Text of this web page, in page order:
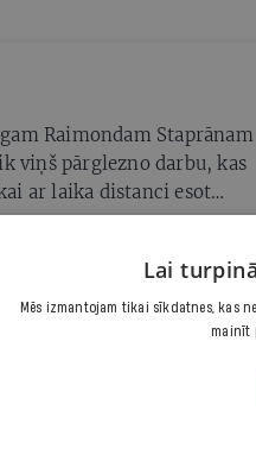
Raimondam Staprānam
viņš pārglezno darbu, kas
ar laika distanci esot
un galvenais varonis
nacionālisti, taču vieni
Lai
Mēs izmantojam tikai sīkdatnes, kas
mainīt